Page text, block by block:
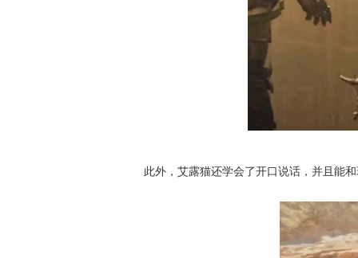
此外，艾露猫还学会了开口说话，并且能